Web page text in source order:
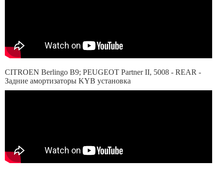
CITROEN Berlingo B9; PEUGEOT Partner II, 5008 - REAR -
Задние амортизаторы KYB установка